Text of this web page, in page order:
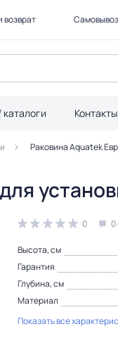
возврат Самовывоз
каталоги Контакты
Раковина Aquatek
0 0
Высота, см
Гарантия
Глубина, см
Материал
Показать все